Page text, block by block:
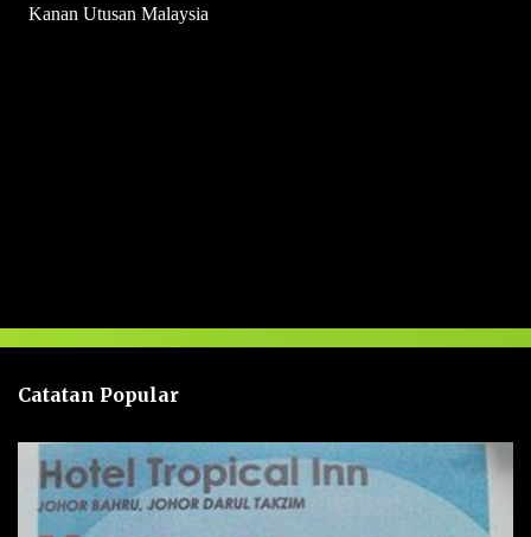
Kanan Utusan Malaysia
a
n
Catatan Popular